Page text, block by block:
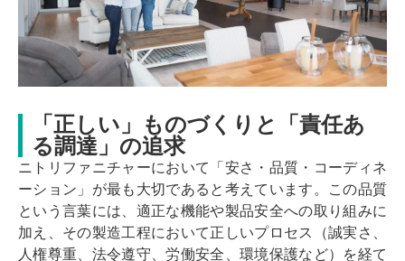
「正しい」ものづくりと「責任あ
る調達」の追求
ニトリファニチャーにおいて「安さ・品質・コーディネ
ーション」が最も大切であると考えています。この品質
という言葉には、適正な機能や製品安全への取り組みに
加え、その製造工程において正しいプロセス（誠実さ、
人権尊重、法令遵守、労働安全、環境保護など）を経て